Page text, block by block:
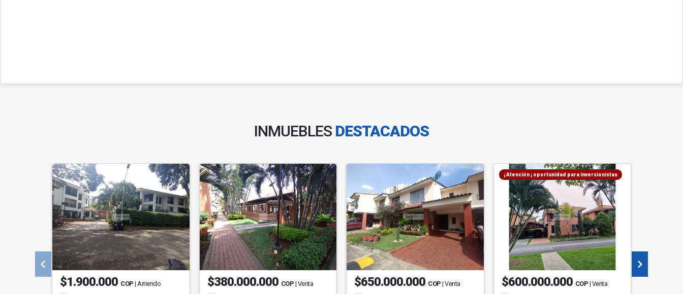
INMUEBLES DESTACADOS
$1.900.000 COP | Arriendo $380.000.000 COP | Venta $650.000.000 COP | Venta
¡ Atención ¡ oportunidad para inversionistas
$600.000.000 COP | Venta